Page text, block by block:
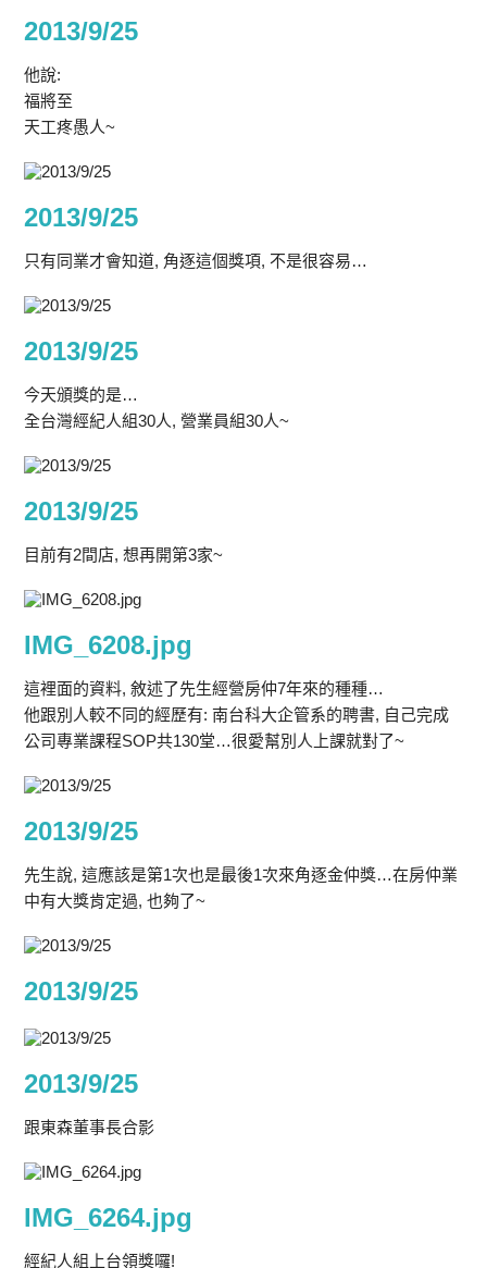
2013/9/25
他說:
福將至
天工疼愚人~
2013/9/25
只有同業才會知道, 角逐這個獎項, 不是很容易…
2013/9/25
今天頒獎的是…
全台灣經紀人組30人, 營業員組30人~
2013/9/25
目前有2間店, 想再開第3家~
IMG_6208.jpg
這裡面的資料, 敘述了先生經營房仲7年來的種種…
他跟別人較不同的經歷有: 南台科大企管系的聘書, 自己完成
公司專業課程SOP共130堂…很愛幫別人上課就對了~
2013/9/25
先生說, 這應該是第1次也是最後1次來角逐金仲獎…在房仲業
中有大獎肯定過, 也夠了~
2013/9/25
2013/9/25
跟東森董事長合影
IMG_6264.jpg
經紀人組上台領獎囉!